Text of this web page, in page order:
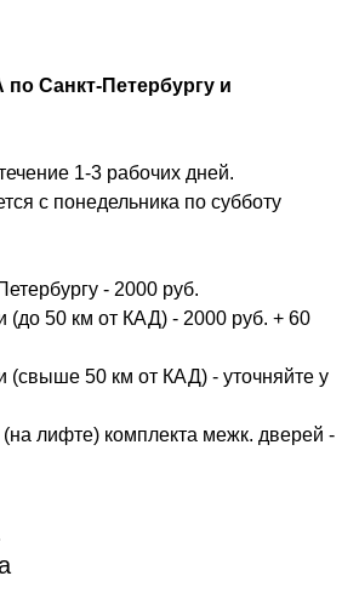
Санкт-Петербургу и
1-3 рабочих дней.
с понедельника по субботу
- 2000 руб.
(до 50 км от КАД) - 2000 руб. + 60
(свыше 50 км от КАД) - уточняйте у
(на лифте) комплекта межк. дверей -